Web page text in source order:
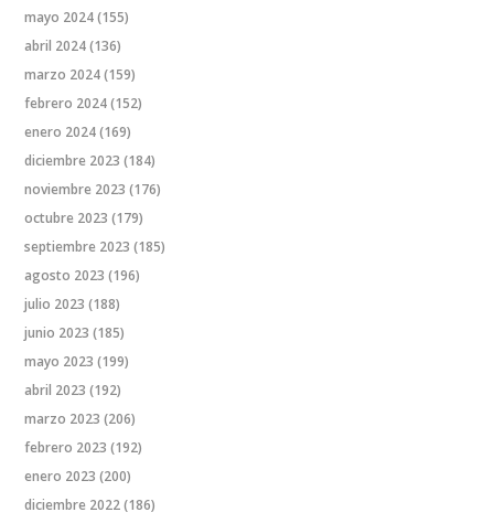
mayo 2024(155)
abril 2024(136)
marzo 2024(159)
febrero 2024(152)
enero 2024(169)
diciembre 2023 (184)
noviembre 2023 (176)
octubre 2023 (179)
septiembre 2023 (185)
agosto 2023 (196)
julio 2023 (188)
junio 2023 (185)
mayo 2023 (199)
abril 2023 (192)
marzo 2023 (206)
febrero 2023 (192)
enero 2023 (200)
diciembre 2022(186)